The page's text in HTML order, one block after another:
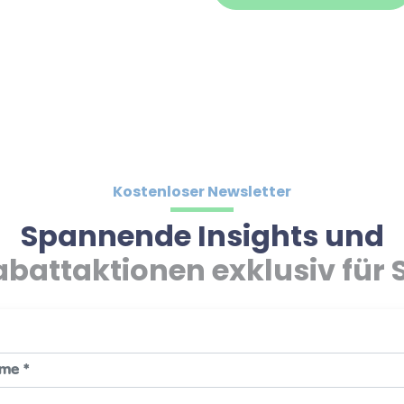
Kostenloser Newsletter
Spannende Insights und
exklusiv für